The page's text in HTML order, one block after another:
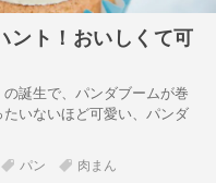
ント！おいしくて可
誕生で、パンダブームが巻
いないほど可愛い、パンダ
パン 肉まん